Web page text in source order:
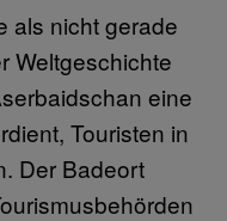
als nicht gerade
Weltgeschichte
eine
Touristen in
Der Badeort